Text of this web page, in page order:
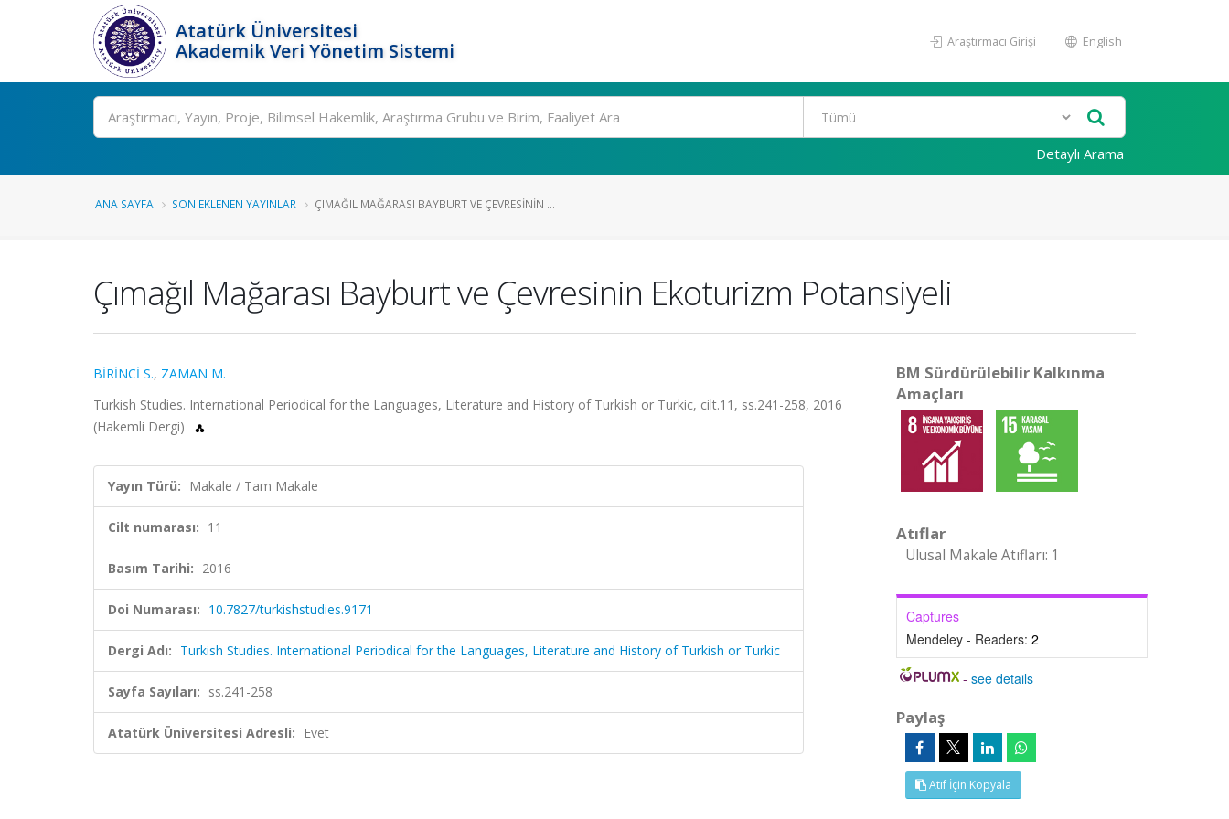
Atatürk Üniversitesi
Akademik Veri Yönetim Sistemi
Araştırmacı Girişi English
Ara
Detaylı Arama
ANA SAYFA SON EKLENEN YAYINLAR ÇIMAĞIL MAĞARASI BAYBURT VE ÇEVRESININ ...
Çımağıl Mağarası Bayburt ve Çevresinin Ekoturizm Potansiyeli
BİRİNCİ S., ZAMAN M.
Turkish Studies. International Periodical for the Languages, Literature and History of Turkish or Turkic, cilt.11, ss.241-258, 2016
(Hakemli Dergi)
Yayın Türü: Makale / Tam Makale
Cilt numarası: 11
Basım Tarihi: 2016
Doi Numarası: 10.7827/turkishstudies.9171
Dergi Adı: Turkish Studies. International Periodical for the Languages, Literature and History of Turkish or Turkic
Sayfa Sayıları: ss.241-258
Atatürk Üniversitesi Adresli: Evet
BM Sürdürülebilir Kalkınma
Amaçları
Atıflar
Ulusal Makale Atıfları: 1
Captures
Mendeley - Readers: 2
-see details
Paylaş
Atıf İçin Kopyala